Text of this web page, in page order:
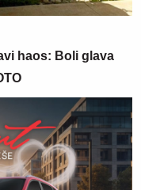
haos: Boli glava